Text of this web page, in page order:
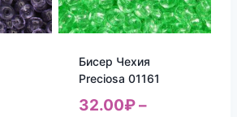
Бисер Чехия
Preciosa 01161
32.00₽–